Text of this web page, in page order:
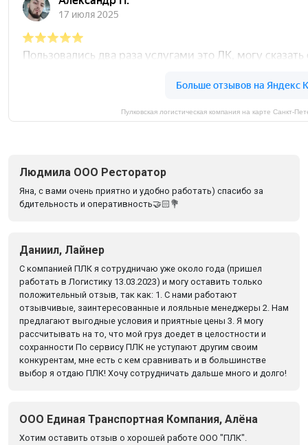
Пулковская логистическая компания на карте
Людмила ООО Ресторатор
Яна, с вами очень приятно и удобно работать) спасибо за
бдительность и оперативность🤝🏻💐
Даниил, Лайнер
С компанией ПЛК я сотрудничаю уже около года (пришел
работать в Логистику 13.03.2023) и могу оставить только
положительный отзыв, так как: 1. С нами работают
отзывчивые, заинтересованные и лояльные менеджеры 2. Нам
предлагают выгодные условия и приятные цены 3. Я могу
рассчитывать на то, что мой груз доедет в целостности и
сохранности По сервису ПЛК не уступают другим своим
конкурентам, мне есть с кем сравнивать и в большинстве
выбор я отдаю ПЛК! Хочу сотрудничать дальше много и долго!
ООО Единая Транспортная Компания, Алёна
Хотим оставить отзыв о хорошей работе ООО "ПЛК".